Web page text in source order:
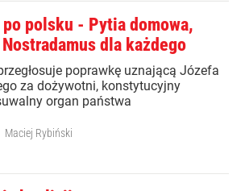
po polsku - Pytia domowa,
dla każdego
poprawkę uznającą Józefa
za dożywotni, konstytucyjny
organ państwa
Maciej Rybiński